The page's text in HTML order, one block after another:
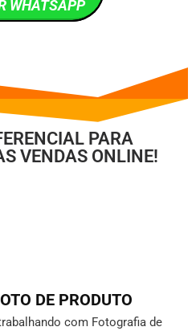
WHATSAPP
PARA
VENDAS ONLINE!
DE PRODUTO
com Fotografia de